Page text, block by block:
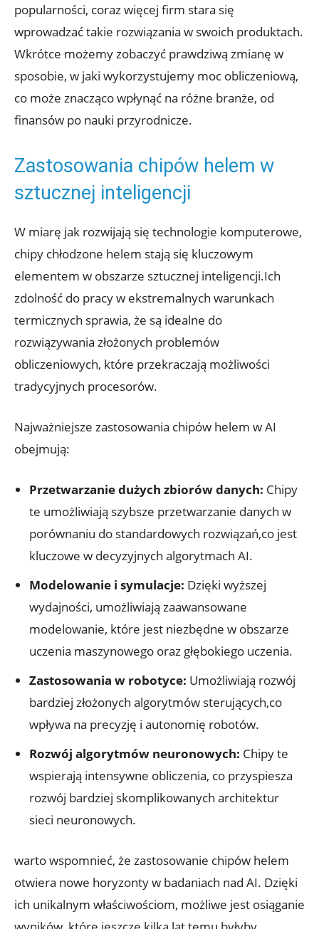
⁤popularności, ‍coraz więcej firm ⁢stara się
⁢wprowadzać takie rozwiązania w swoich produktach.
Wkrótce⁤ możemy zobaczyć‍ prawdziwą zmianę w
sposobie, w jaki wykorzystujemy moc obliczeniową,
co może znacząco wpłynąć na różne branże, od
finansów po nauki przyrodnicze.
Zastosowania chipów helem⁢ w
sztucznej inteligencji
W miarę jak rozwijają​ się technologie komputerowe,
chipy chłodzone‍ helem stają się kluczowym
elementem w obszarze sztucznej inteligencji.Ich
zdolność do pracy ‌w ekstremalnych warunkach
termicznych sprawia, że są idealne do
rozwiązywania złożonych problemów⁤
obliczeniowych, które przekraczają możliwości
tradycyjnych procesorów.
Najważniejsze zastosowania chipów helem w ‍AI
obejmują:
Przetwarzanie dużych zbiorów ‍danych: Chipy
te umożliwiają szybsze przetwarzanie danych w
porównaniu do standardowych rozwiązań,co jest
kluczowe‍ w decyzyjnych algorytmach AI.
Modelowanie i symulacje: Dzięki wyższej
wydajności, umożliwiają zaawansowane
‍modelowanie, które ⁣jest niezbędne w obszarze
uczenia maszynowego oraz głębokiego uczenia.
Zastosowania w robotyce: Umożliwiają rozwój
⁤bardziej złożonych algorytmów sterujących,co
wpływa na⁣ precyzję ​i autonomię robotów.
Rozwój algorytmów ⁤neuronowych: Chipy te
wspierają intensywne obliczenia, co przyspiesza
rozwój⁣ bardziej skomplikowanych architektur
sieci neuronowych.
warto wspomnieć, ‌że zastosowanie chipów helem
otwiera nowe horyzonty w badaniach nad AI. Dzięki
ich ⁤unikalnym​ właściwościom, możliwe jest osiąganie